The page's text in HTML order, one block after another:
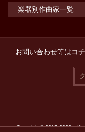
楽器別作曲家一覧
お問い合わせ等はコ
Copyright© 2015-2026 当